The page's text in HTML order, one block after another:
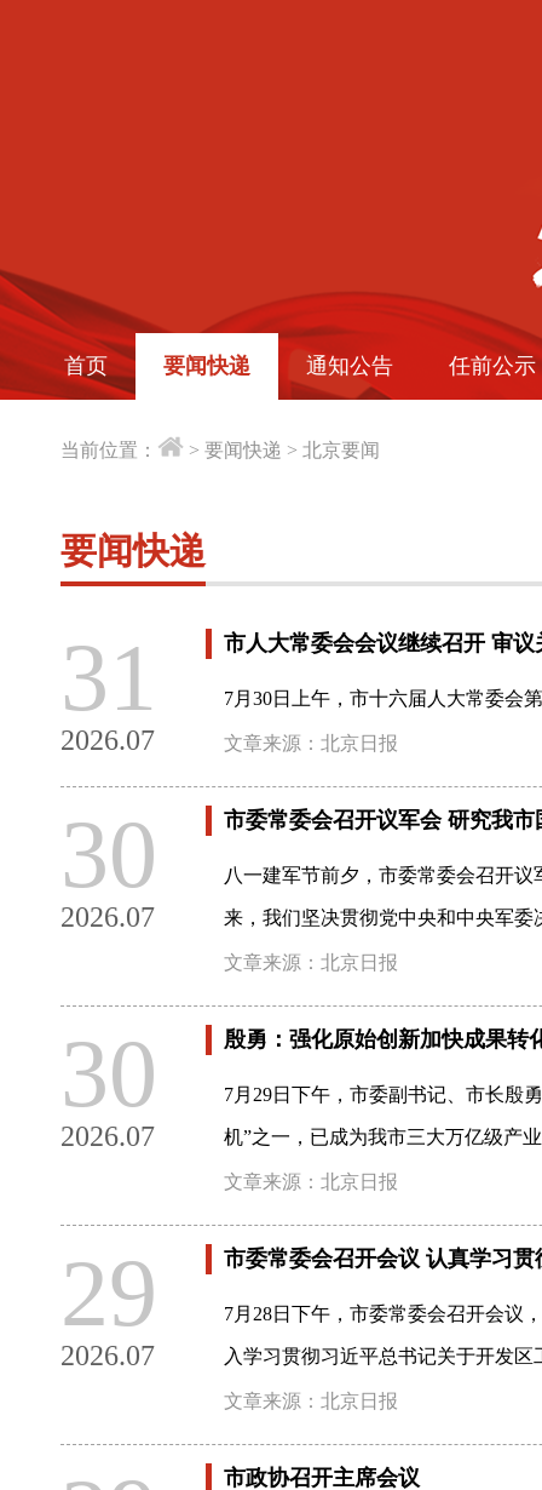
首页 要闻快递 通知公告 任前公示
当前位置： > 要闻快递 > 北京要闻
要闻快递
31
2026.07
市人大常委会会议继续召开 审
7月30日上午，市十六届人大常委会
文章来源：北京日报
30
2026.07
市委常委会召开议军会 研究我
八一建军节前夕，市委常委会召开
来，我们坚决贯彻党中央和中央军
文章来源：北京日报
30
2026.07
殷勇：强化原始创新加快成果转
7月29日下午，市委副书记、市长殷
机”之一，已成为我市三大万亿级产
文章来源：北京日报
29
2026.07
市委常委会召开会议 认真学习
7月28日下午，市委常委会召开会议
入学习贯彻习近平总书记关于开发
文章来源：北京日报
市政协召开主席会议